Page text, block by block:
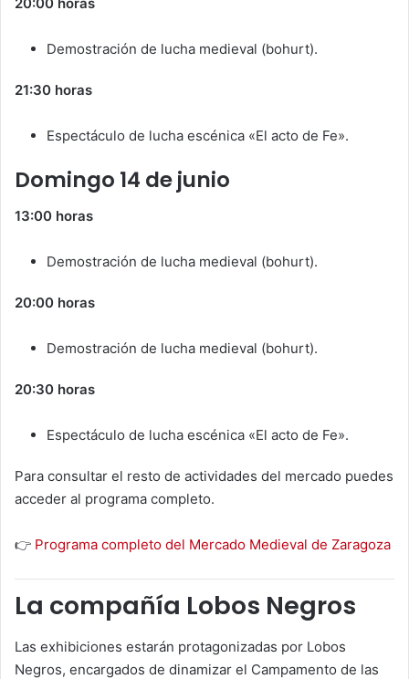
Demostración de lucha medieval (bohurt).
21:30 horas
Espectáculo de lucha escénica «El acto de Fe».
Domingo 14 de junio
13:00 horas
Demostración de lucha medieval (bohurt).
20:00 horas
Demostración de lucha medieval (bohurt).
20:30 horas
Espectáculo de lucha escénica «El acto de Fe».
Para consultar el resto de actividades del mercado puedes
acceder al programa completo.
👉 Programa completo del Mercado Medieval de Zaragoza
La compañía Lobos Negros
Las exhibiciones estarán protagonizadas por Lobos
Negros, encargados de dinamizar el Campamento de las